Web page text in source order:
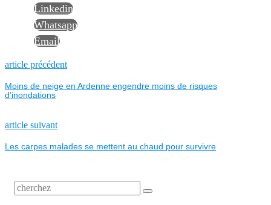
Linkedin
Whatsapp
Email
NAVIGATION
DE
L’ARTICLE
article précédentPrevious
Moins de neige en Ardenne engendre moins de risques
d’inondations
article suivantNext
Les carpes malades se mettent au chaud pour survivre